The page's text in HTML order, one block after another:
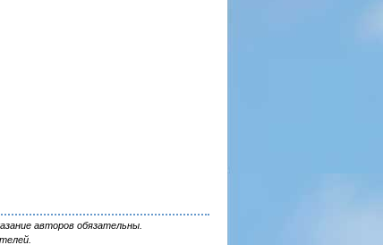
авторов обязательны.